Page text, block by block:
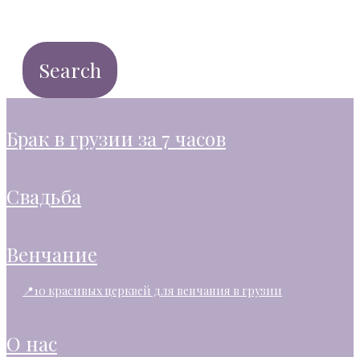
брак в грузии за 7 часов
свадьба
венчание
📍10 красивых церквей для венчания в грузии
о нас